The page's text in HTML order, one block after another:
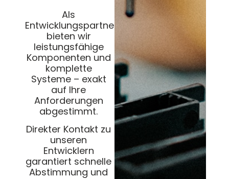
Als
Entwicklungspartner
bieten wir
leistungsfähige
Komponenten und
komplette
Systeme – exakt
auf Ihre
Anforderungen
abgestimmt.
Direkter Kontakt zu
unseren
Entwicklern
garantiert schnelle
Abstimmung und